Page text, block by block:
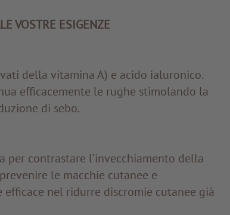
VOSTRE ESIGENZE
della vitamina A) e acido ialuronico.
efficacemente le rughe stimolando la
di sebo.
contrastare l’invecchiamento della
le macchie cutanee e
efficace nel ridurre discromie cutanee già